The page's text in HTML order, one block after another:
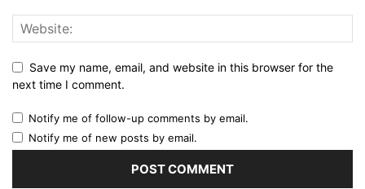
Save my name, email, and website in this browser for the
next time I comment.
Notify me of follow-up comments by email.
Notify me of new posts by email.